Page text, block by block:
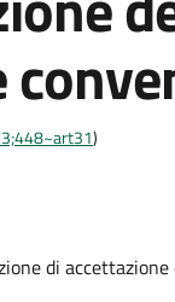
)
di